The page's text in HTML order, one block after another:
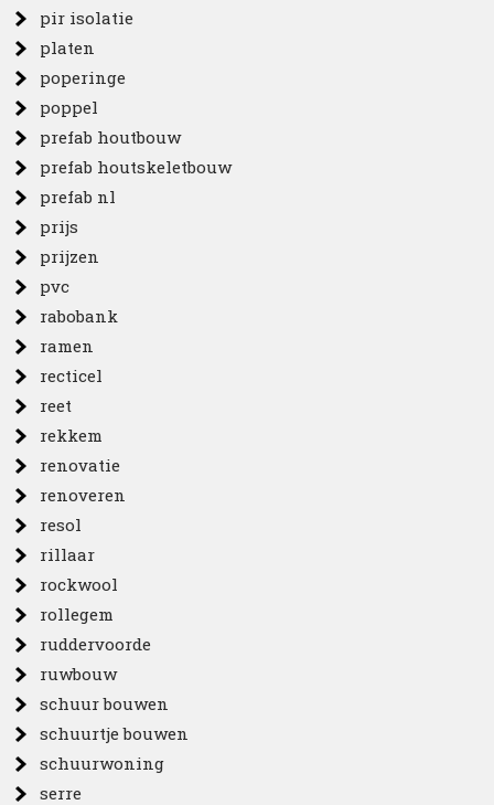
pir isolatie
platen
poperinge
poppel
prefab houtbouw
prefab houtskeletbouw
prefab nl
prijs
prijzen
pvc
rabobank
ramen
recticel
reet
rekkem
renovatie
renoveren
resol
rillaar
rockwool
rollegem
ruddervoorde
ruwbouw
schuur bouwen
schuurtje bouwen
schuurwoning
serre